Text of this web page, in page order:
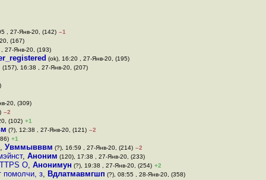
, 27-Янв-20, (142) –1
(167)
27-Янв-20, (193)
(ok), 16:20 , 27-Янв-20, (195)
(157), 16:38 , 27-Янв-20, (207)
20, (309)
–2
(102) +1
(?), 12:38 , 27-Янв-20, (121) –2
+1
, Увммывввм (?), 16:59 , 27-Янв-20, (214) –2
, Аноним (120), 17:38 , 27-Янв-20, (233)
О, Анонимун (?), 19:38 , 27-Янв-20, (254) +2
помолчи, з, Вдлатмавмгшп (?), 08:55 , 28-Янв-20, (358)